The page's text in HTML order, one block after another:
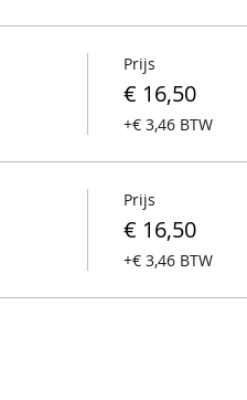
Prijs
€ 16,50
+€ 3,46 BTW
Prijs
€ 16,50
+€ 3,46 BTW